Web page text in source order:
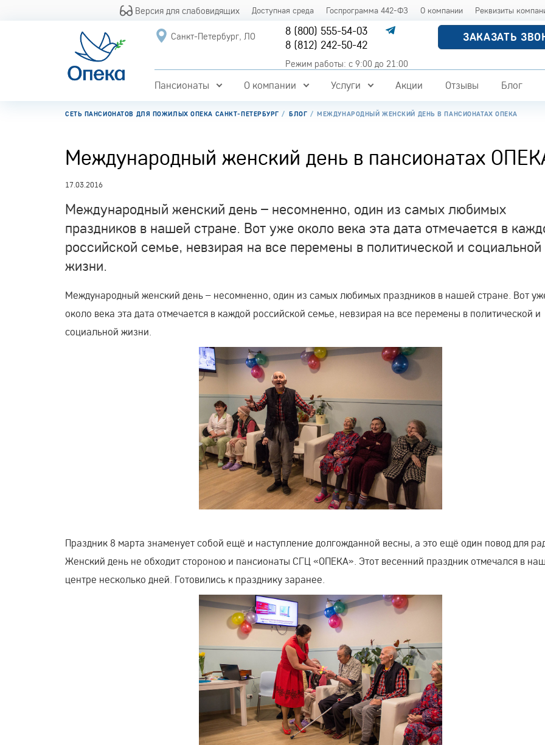
Версия для слабовидящих Доступная среда Госпрограмма 442-ФЗ О компании Реквизиты
Санкт-Петербург, ЛО
8 (800) 555-54-03
8 (812) 242-50-42
Режим работы: с 9:00 до 21:00
ЗАКАЗАТЬ
Пансионаты О компании Услуги Акции Отзывы Блог
СЕТЬ ПАНСИОНАТОВ ДЛЯ ПОЖИЛЫХ ОПЕКА САНКТ-ПЕТЕРБУРГ БЛОГ МЕЖДУНАРОДНЫЙ ЖЕНСКИЙ ДЕНЬ В ПАНСИОНАТАХ ОПЕКА
Международный женский день в пансионатах
17.03.2016
Международный женский день – несомненно, один из самых любимых
праздников в нашей стране. Вот уже около века эта дата отмечается в
российской семье, невзирая на все перемены в политической и социальной
жизни.
Международный женский день – несомненно, один из самых любимых праздников в нашей стране. Вот
около века эта дата отмечается в каждой российской семье, невзирая на все перемены в политической и
социальной жизни.
Праздник 8 марта знаменует собой ещё и наступление долгожданной весны, а это ещё один повод для
Женский день не обходит стороною и пансионаты СГЦ «ОПЕКА». Этот весенний праздник отмечался в
центре несколько дней. Готовились к празднику заранее.